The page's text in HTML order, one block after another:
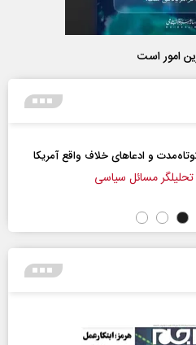
امور است
و ادعا‌های خلاف واقع آمریکا
مسائل سیاسی